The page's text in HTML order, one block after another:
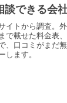
談できる会
イトから調査。
で載せた料金表
、口コミがまだ
します。